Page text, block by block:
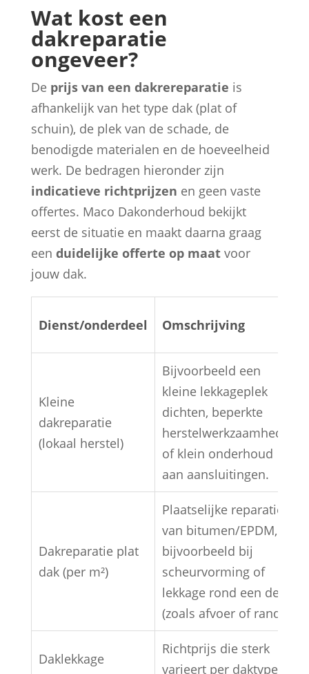
Wat kost een
dakreparatie
ongeveer?
De prijs van een dakrereparatie is
afhankelijk van het type dak (plat of
schuin), de plek van de schade, de
benodigde materialen en de hoeveelheid
werk. De bedragen hieronder zijn
indicatieve richtprijzen en geen vaste
offertes. Maco Dakonderhoud bekijkt
eerst de situatie en maakt daarna graag
een duidelijke offerte op maatvoor
jouw dak.
Dienst/onderdeel Omschrijving
Kleine
dakreparatie
(lokaal herstel)
Bijvoorbeeld een
kleine lekkageplek
dichten, beperkte
herstelwerkzaamheden
of klein onderhoud
aan aansluitingen.
Dakreparatie plat
dak (per m²)
Plaatselijke reparatie
van bitumen/EPDM,
bijvoorbeeld bij
scheurvorming of
lekkage rond een detail
(zoals afvoer of rand).
Daklekkage
Richtprijs die sterk
varieert per daktype,